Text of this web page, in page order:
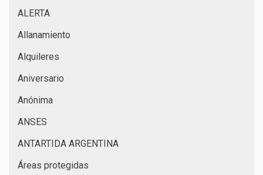
ALERTA
Allanamiento
Alquileres
Aniversario
Anónima
ANSES
ANTARTIDA ARGENTINA
Áreas protegidas